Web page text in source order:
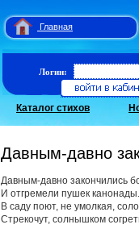
Главная
Логин:
Каталог стихов
Давным-давно
Давным-давно закончились
И отгремели пушек канонады.
В саду поют, не умолкая,
Стрекочут, солнышком